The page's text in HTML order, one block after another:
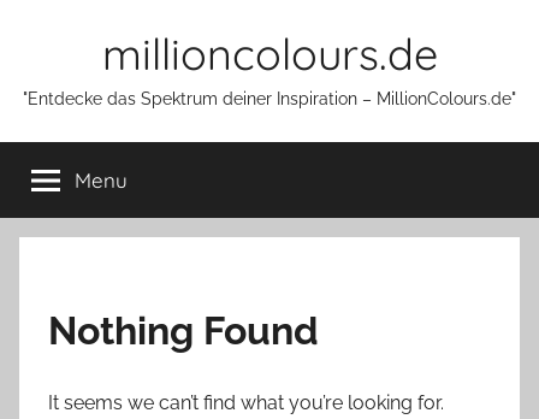
millioncolours.de
"Entdecke das Spektrum deiner Inspiration – MillionColours.de"
Menu
Nothing Found
It seems we can’t find what you’re looking for.